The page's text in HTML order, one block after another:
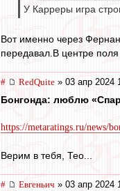
У Карреры игра
Вот именно через
передавал.В центре
# RedQuite » 03 апр 2024
Бонгонда: люблю
https://metaratings.ru/news/
Верим в тебя, Тео...
# Евгеньич » 03 апр 2024